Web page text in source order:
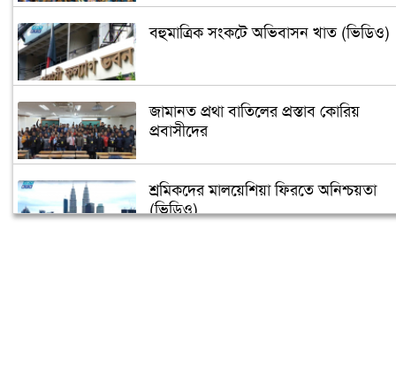
বহুমাত্রিক সংকটে অভিবাসন খাত (ভিডিও)
জামানত প্রথা বাতিলের প্রস্তাব কোরিয়
প্রবাসীদের
শ্রমিকদের মালয়েশিয়া ফিরতে অনিশ্চয়তা
(ভিডিও)